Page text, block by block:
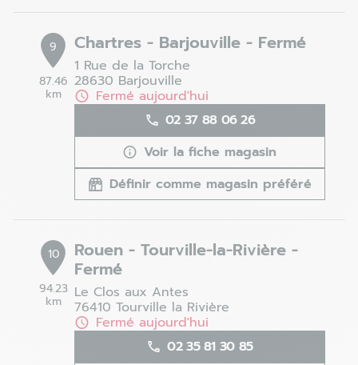
9
87.46
km
Chartres - Barjouville - Fermé
1 Rue de la Torche
28630 Barjouville
Fermé aujourd'hui
02 37 88 06 26
Voir la fiche magasin
Définir comme magasin préféré
10
94.23
km
Rouen - Tourville-la-Rivière -
Fermé
Le Clos aux Antes
76410 Tourville la Rivière
Fermé aujourd'hui
02 35 81 30 85